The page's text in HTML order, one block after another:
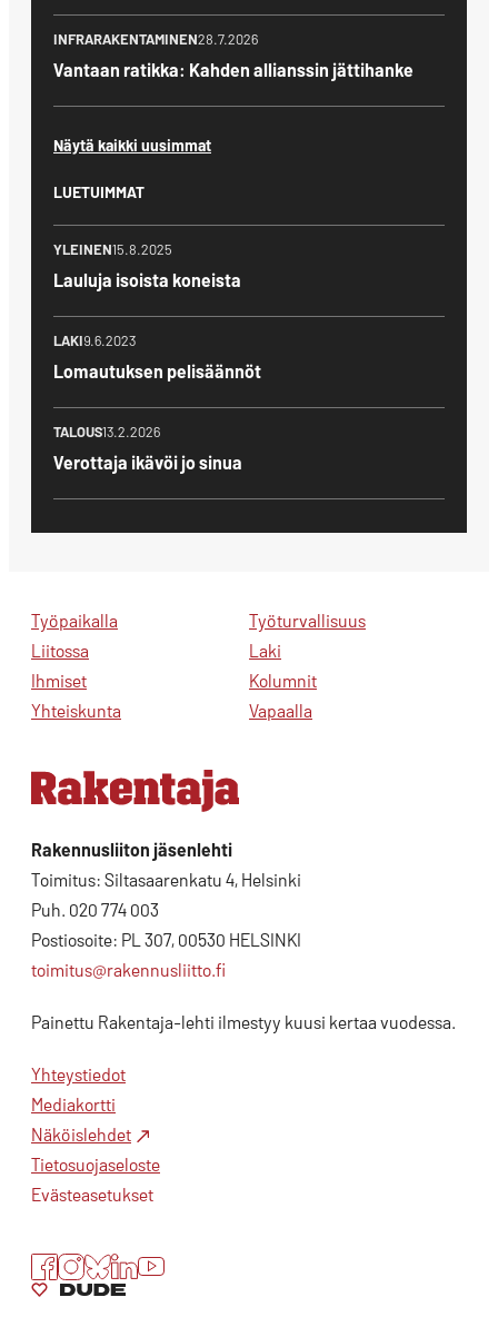
INFRARAKENTAMINEN28.7.2026
Vantaan ratikka: Kahden allianssin jättihanke
Näytä kaikki uusimmat
LUETUIMMAT
YLEINEN15.8.2025
Lauluja isoista koneista
LAKI9.6.2023
Lomautuksen pelisäännöt
TALOUS13.2.2026
Verottaja ikävöi jo sinua
Työpaikalla
Liitossa
Ihmiset
Yhteiskunta
Työturvallisuus
Laki
Kolumnit
Vapaalla
Rakennusliiton jäsenlehti
Toimitus: Siltasaarenkatu 4, Helsinki
Puh. 020 774 003
Postiosoite: PL 307, 00530 HELSINKI
toimitus@rakennusliitto.fi
Painettu Rakentaja-lehti ilmestyy kuusi kertaa vuodessa.
Yhteystiedot
Mediakortti
Näköislehdet
Tietosuojaseloste
Evästeasetukset
Facebook
Instagram
BlueskyLinkedIn
YouTube